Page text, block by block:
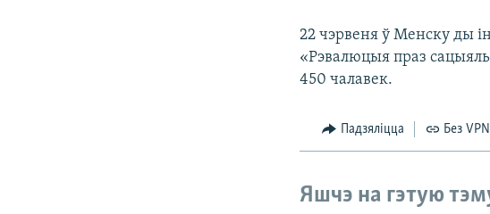
22 чэрвеня ў Менску ды
«Рэвалюцыя праз
450 чалавек.
Падзяліцца Без VPN
Яшчэ на гэтую